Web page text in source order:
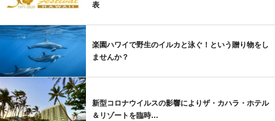
表
楽園ハワイで野生のイルカと泳ぐ！という贈り物をし
ませんか？
新型コロナウイルスの影響によりザ・カハラ・ホテル
＆リゾートを臨時…